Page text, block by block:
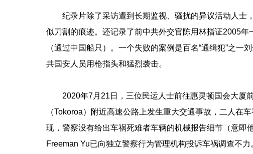
纪录片除了采访遭到长期监视、骚扰的异议活动人士
似刀割的痕迹。还记录了前中共外交官陈用林指证2005
（通过中国船只）。一个失败的案例是百名“通缉犯”之
共国安人员用枪指头和猛烈袭击。
2020年7月21日，三位民运人士前往惠灵顿国会大厦
（Tokoroa）附近高速公路上发生重大交通事故，二人在
现，警察没有给出车祸死难者车辆的机械报告细节（意即
Freeman Yu已向独立警察行为管理机构投诉车祸调查不力